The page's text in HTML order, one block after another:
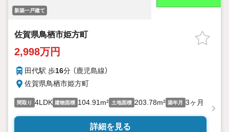
新築一戸建て
佐賀県鳥栖市姫方町
2,998万円
田代駅 歩16分 （鹿児島線）
佐賀県鳥栖市姫方町
間取り 4LDK 建物面積 104.91m² 土地面積 203.78m² 築年月 3ヶ月
詳細を見る